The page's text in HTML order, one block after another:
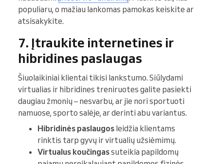
populiaru, o mažiau lankomas pamokas keiskite ar
atsisakykite.
7. Įtraukite internetines ir
hibridines paslaugas
Šiuolaikiniai klientai tikisi lankstumo. Siūlydami
virtualias ir hibridines treniruotes galite pasiekti
daugiau žmonių – nesvarbu, ar jie nori sportuoti
namuose, sporto salėje, ar derinti abu variantus.
Hibridinės paslaugos leidžia klientams
rinktis tarp gyvų ir virtualių užsiėmimų.
Virtualus koučingassuteikia papildomų